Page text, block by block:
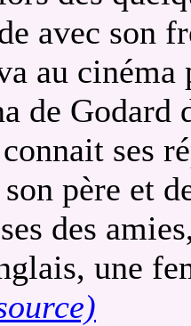
avec son
au
de Godard
ses
père et
des
une